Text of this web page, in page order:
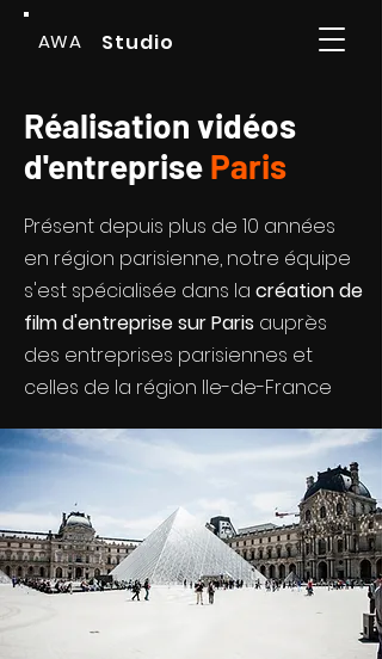
AWA Studio
Réalisation vidéos
d'entreprise Paris
Présent depuis plus de 10 années
en région parisienne, notre équipe
s'est spécialisée dans la création de
film d'entreprise sur Paris auprès
des entreprises parisiennes et
celles de la région Ile-de-France